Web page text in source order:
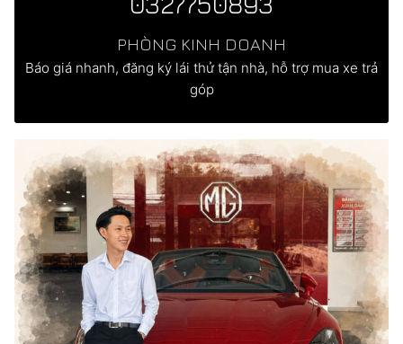
PHÒNG KINH DOANH
Báo giá nhanh, đăng ký lái thử tận nhà, hỗ trợ mua xe trả
góp